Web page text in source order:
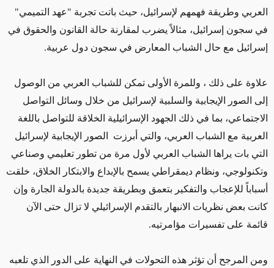
العربي وطريقة فهمهم لإسرائيل، حيث باتت تجربة "عهد التميمي"
في سجون إسرائيل، مثالاً يضرب لمقارنة حالة القانون والحقوق في
إسرائيل مع حال الشباب المعارض في سجون دول عربية.
علاوة على ذلك ، وللمرة الأولى تمكن للشباب العربي من الوصول
إلى الصور الإيجابية والسلبية لإسرائيل من خلال وسائل التواصل
الاجتماعي، بما في ذلك الجهود الإسرائيلية الخلاقة للتواصل باللغة
العربية مع الشباب العربي، والتي أبرزت الصور الإيجابية لإسرائيل
التي بات يراها الشباب العربي لأول مرة من تطور تعليمي وصناعي
وتكنولوجي، ونظام ديمقراطي يسمح بالإبداع والابتكار الخلاق، خلقت
أسباباً للإعجاب والتفكير بتعمق وبطريقة جديدة بالدولة الجارة وإن
كانت بعض نظريات الانبهار بالتقدم الإسرائيلي لا تزال حتى الآن
قائمة على تفسيرات مؤامرتيه.
ومن المرجح أن تؤثر هذه التحولات في النهاية على الدور الذي تلعبه